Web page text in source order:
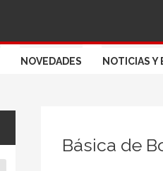
NOVEDADES NOTICIAS Y
Básica de